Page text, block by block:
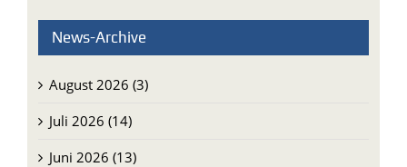
News-Archive
August 2026 (3)
Juli 2026 (14)
Juni 2026 (13)